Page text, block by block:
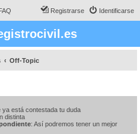
Identificarse
Registrarse
Off-Topic
ya está contestada tu duda
distinta
: Así podremos tener un mejor